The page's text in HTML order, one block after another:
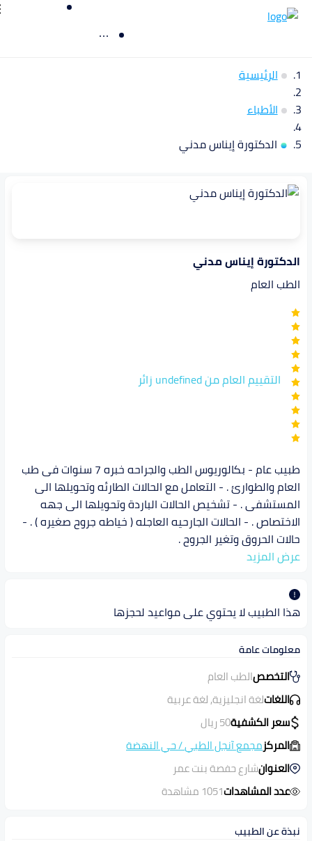
الرئيسية
الأطباء
الدكتورة إيناس مدني
الدكتورة إيناس مدني
الطب العام
التقييم العام من undefined زائر
طبيب عام - بكالوريوس الطب والجراحه خبره 7 سنوات فى طب
العام والطوارئ . - التعامل مع الحالات الطارئه وتحويلها الى
المستشفى . - تشخيص الحالات الباردة وتحويلها الى جهه
الاختصاص . - الحالات الجارحيه العاجله ( خياطه جروح صغيره ) . -
حالات الحروق وتغير الجروح .
عرض المزيد
هذا الطبيب لا يحتوي على مواعيد لحجزها
معلومات عامة
التخصصالطب العام
اللغاتلغة انجليزية, لغة عربية
سعر الكشفية50ريال
المركزمجمع آنجل الطبي/حي النهضة
العنوانشارع حفصة بنت عمر
عدد المشاهدات1051 مشاهدة
نبذة عن الطبيب